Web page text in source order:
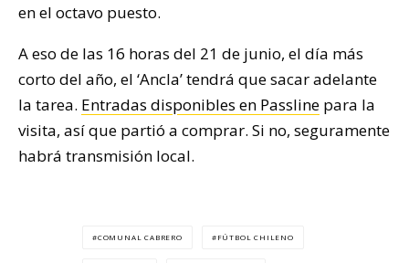
en el octavo puesto.
A eso de las 16 horas del 21 de junio, el día más
corto del año, el ‘Ancla’ tendrá que sacar adelante
la tarea. Entradas disponibles en Passline para la
visita, así que partió a comprar. Si no, seguramente
habrá transmisión local.
COMUNAL CABRERO FÚTBOL CHILENO